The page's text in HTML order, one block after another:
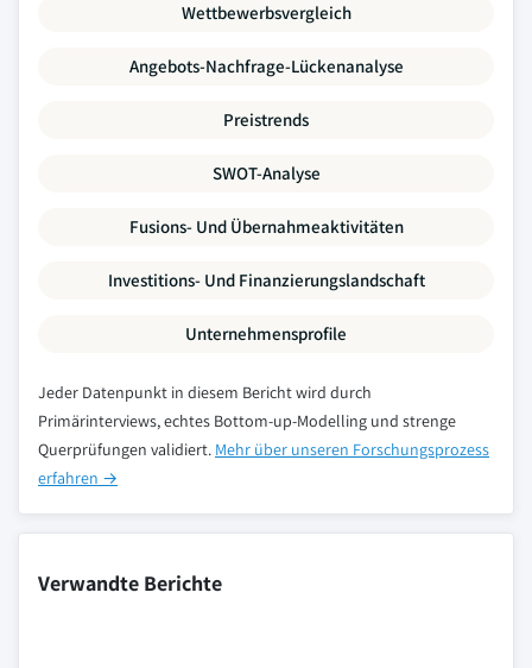
Wettbewerbsvergleich
Angebots-Nachfrage-Lückenanalyse
Preistrends
SWOT-Analyse
Fusions- Und Übernahmeaktivitäten
Investitions- Und Finanzierungslandschaft
Unternehmensprofile
Jeder Datenpunkt in diesem Bericht wird durch
Primärinterviews, echtes Bottom-up-Modelling und strenge
Querprüfungen validiert. Mehr über unseren Forschungsprozess
erfahren →
Verwandte Berichte